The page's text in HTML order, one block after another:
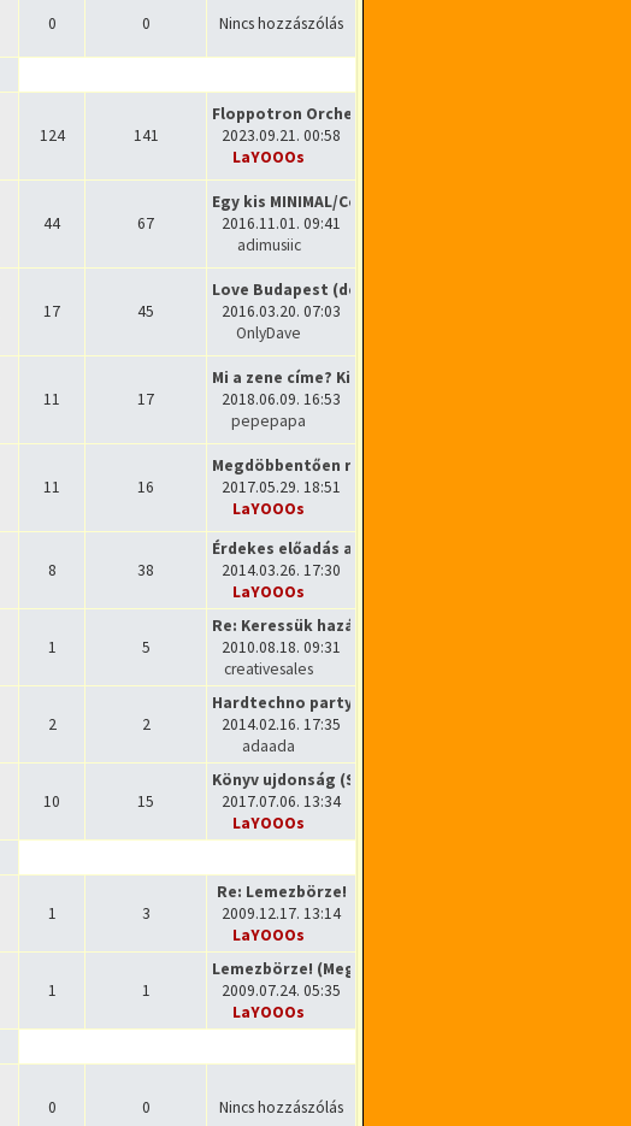
0 0 Nincs hozzászólás
124 141
Floppotron Orchestra 3.0
2023.09.21. 00:58
LaYOOOs
44 67
Egy kis MINIMAL/Coronita szet…
2016.11.01. 09:41
adimusiic
17 45
Love Budapest (deep house)
2016.03.20. 07:03
OnlyDave
11 17
Mi a zene címe? Ki az előadó?
2018.06.09. 16:53
pepepapa
11 16
Megdöbbentően részletes webol…
2017.05.29. 18:51
LaYOOOs
8 38
Érdekes előadás a sampling-ről
2014.03.26. 17:30
LaYOOOs
Utolsó hozzászólás megtekintése
1 5
Re: Keressük hazánk első női …
2010.08.18. 09:31
creativesales
Utolsó hozzászólás megtekintése
2 2
Hardtechno party Magyarország…
2014.02.16. 17:35
adaada
Utolsó hozzászólás megtekintése
10 15
Könyv ujdonság (Stars of 21st…
2017.07.06. 13:34
LaYOOOs
Utolsó hozzászólás megtekintése
1 3
Re: Lemezbörze!
2009.12.17. 13:14
LaYOOOs
Utolsó hozzászólás megtekintése
1 1
Lemezbörze! (Megunt lemezek e…
2009.07.24. 05:35
LaYOOOs
Utolsó hozzászólás megtekintése
0 0 Nincs hozzászólás